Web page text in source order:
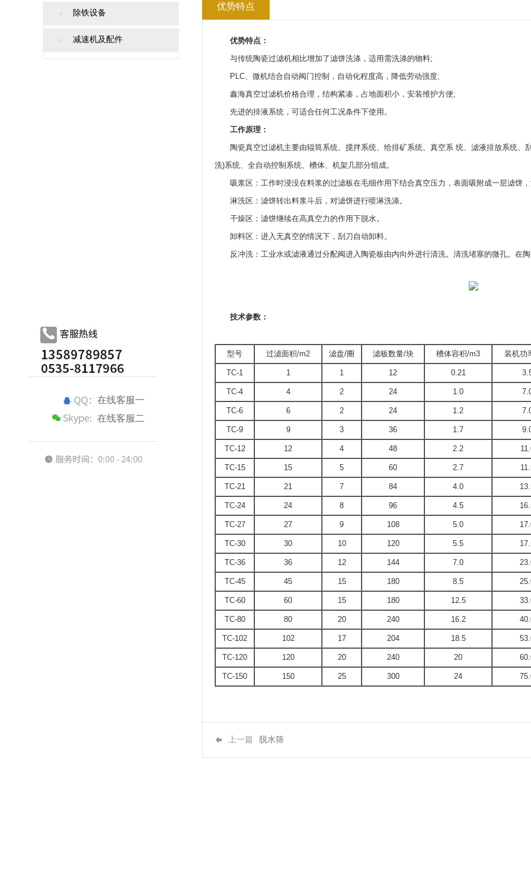
在线客服一
在线客服二
除铁设备
减速机及配件
优势特点
优势特点：
与传统陶瓷过滤机相比增加了滤饼洗涤，适用需洗涤的物料;
PLC、微机结合自动阀门控制，自动化程度高，降低劳动强度;
鑫海真空过滤机价格合理，结构紧凑，占地面积小，安装维护方便;
先进的排液系统，可适合任何工况条件下使用。
工作原理：
陶瓷真空过滤机主要由辊筒系统、搅拌系统、给排矿系统、真空系 统、滤液排放系统、
洗)系统、全自动控制系统、槽体、机架几部分组成。
吸浆区：工作时浸没在料浆的过滤板在毛细作用下结合真空压力，表面吸附成一层滤饼
淋洗区：滤饼转出料浆斗后，对滤饼进行喷淋洗涤。
干燥区：滤饼继续在高真空力的作用下脱水。
卸料区：进入无真空的情况下，刮刀自动卸料。
反冲洗：工业水或滤液通过分配阀进入陶瓷板由内向外进行清洗。清洗堵塞的微孔。在
技术参数：
型号 过滤面积/m2 滤盘/圈 滤板数量/块 槽体容积/m3 装机功
TC-1 1 1 12 0.21
TC-4 4 2 24 1.0
TC-6 6 2 24 1.2
TC-9 9 3 36 1.7
TC-12 12 4 48 2.2
TC-15 15 5 60 2.7
TC-21 21 7 84 4.0
TC-24 24 8 96 4.5
TC-27 27 9 108 5.0
TC-30 30 10 120 5.5
TC-36 36 12 144 7.0
TC-45 45 15 180 8.5
TC-60 60 15 180 12.5
TC-80 80 20 240 16.2
TC-102 102 17 204 18.5
TC-120 120 20 240 20
TC-150 150 25 300 24
上一篇 脱水筛